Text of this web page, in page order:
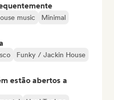
music
Minimal
Funky / Jackin House
estão abertos a